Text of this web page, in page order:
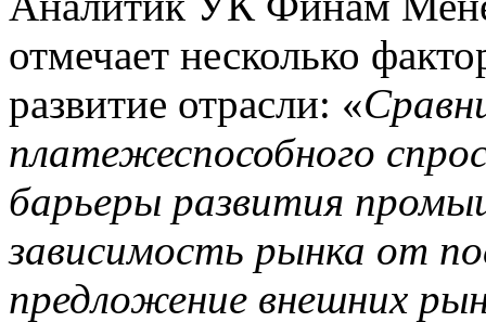
отмечает несколько
развитие отрасли: «
платежеспособного
барьеры развития
зависимость рынка от
предложение внешних